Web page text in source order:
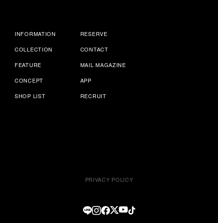
INFORMATION
COLLECTION
FEATURE
CONCEPT
SHOP LIST
RESERVE
CONTACT
MAIL MAGAZINE
APP
RECRUIT
PRIVACY POLICY